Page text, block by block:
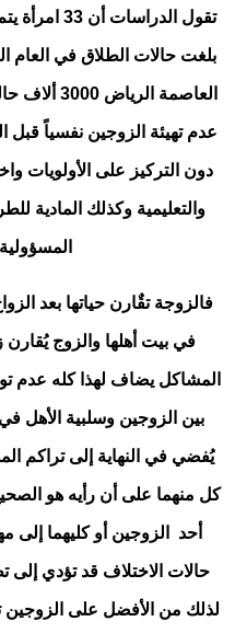
تقول
العاصمة
عدم تهيئة الزوجين نفسياً قبل
دون التركيز على الأولويات
والتعليمية وكذلك المادية
فالزوجة تقٌارن حياتها بعد
في بيت أهلها والزوج يُقارن
المشاكل يضاف لهذا كله عدم
بين الزوجين وسلبية الأهل
يُفضي في النهاية إلى تراكم
كل منهما على أن رأيه هو
أحد الزوجين أو كليهما إلى
حالات الاختلاف قد تؤدي إلى
لذلك من الأفضل على الزوجين